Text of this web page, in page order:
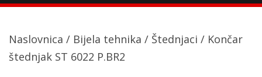
Naslovnica / Bijela tehnika / Štednjaci / Končar
štednjak ST 6022 P.BR2